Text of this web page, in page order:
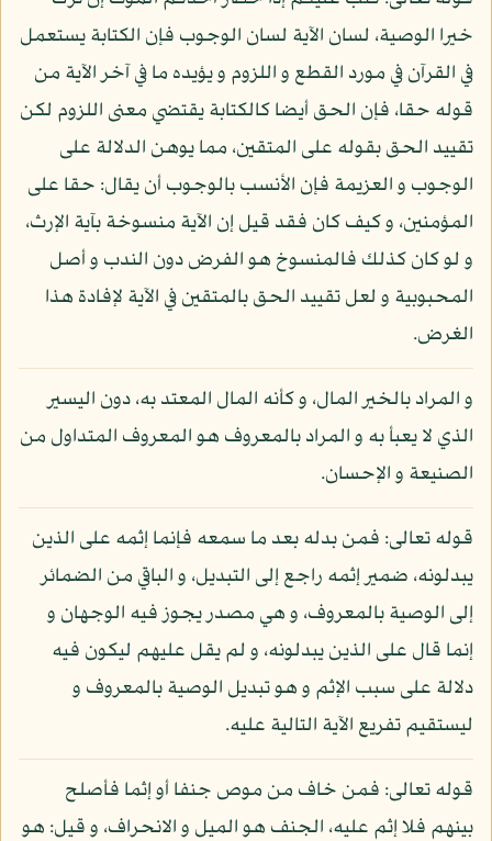
خيرا الوصية، لسان الآية لسان الوجوب فإن الكتابة يستعمل
في القرآن في مورد القطع و اللزوم و يؤيده ما في آخر الآية من
قوله حقا، فإن الحق أيضا كالكتابة يقتضي معنى اللزوم لكن
تقييد الحق بقوله على المتقين، مما يوهن الدلالة على
الوجوب و العزيمة فإن الأنسب بالوجوب أن يقال: حقا على
المؤمنين، و كيف كان فقد قيل إن الآية منسوخة بآية الإرث،
و لو كان كذلك فالمنسوخ هو الفرض دون الندب و أصل
المحبوبية و لعل تقييد الحق بالمتقين في الآية لإفادة هذا
الغرض.
و المراد بالخير المال، و كأنه المال المعتد به، دون اليسير
الذي لا يعبأ به و المراد بالمعروف هو المعروف المتداول من
الصنيعة و الإحسان.
قوله تعالى: فمن بدله بعد ما سمعه فإنما إثمه على الذين
يبدلونه، ضمير إثمه راجع إلى التبديل، و الباقي من الضمائر
إلى الوصية بالمعروف، و هي مصدر يجوز فيه الوجهان و
إنما قال على الذين يبدلونه، و لم يقل عليهم ليكون فيه
دلالة على سبب الإثم و هو تبديل الوصية بالمعروف و
ليستقيم تفريع الآية التالية عليه.
قوله تعالى: فمن خاف من موص جنفا أو إثما فأصلح
بينهم فلا إثم عليه، الجنف هو الميل و الانحراف، و قيل: هو